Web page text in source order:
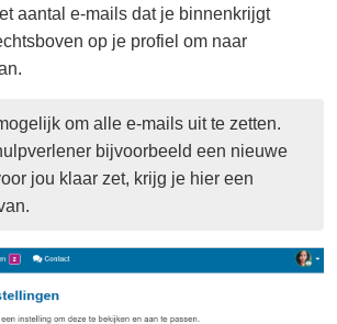
aantal e-mails dat je binnenkrijgt
op je profiel om naar
om alle e-mails uit te zetten.
bijvoorbeeld een nieuwe
jou klaar zet, krijg je hier een